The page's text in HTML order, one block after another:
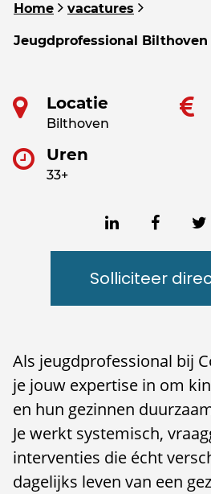
Home vacatures
Jeugdprofessional
Locatie
Bilthoven
Uren
33+
Solliciteer
Als jeugdprofessional bij
je jouw expertise in om
en hun gezinnen
Je werkt systemisch,
interventies die écht
dagelijks leven van een